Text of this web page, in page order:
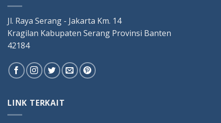
Jl. Raya Serang - Jakarta Km. 14
Kragilan Kabupaten Serang Provinsi Banten
42184
LINK TERKAIT